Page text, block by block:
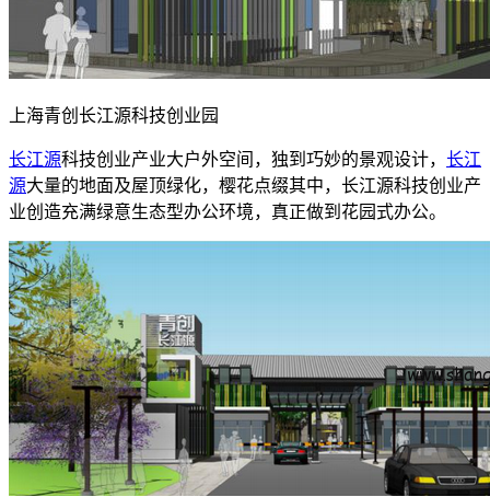
上海青创长江源科技创业园
长江源科技创业产业大户外空间，独到巧妙的景观设计， 长江
源大量的地面及屋顶绿化，樱花点缀其中，长江源科技创业产
业创造充满绿意生态型办公环境，真正做到花园式办公。